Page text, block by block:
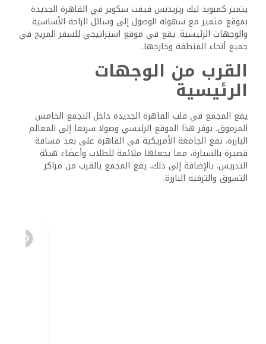
يتميز كمبوند ليك ريزيدنس فيفث سكوير في القاهرة الجديدة
بموقع متميز مع سهولة الوصول إلى وسائل الراحة الأساسية
والوجهات الرئيسية. يقع في موقع استراتيجي للسفر المريح في
جميع أنحاء المنطقة وخارجها.
القرب من الوجهات
الرئيسية
يقع المجمع في قلب القاهرة الجديدة داخل التجمع الخامس
المرموق. يوفر هذا الموقع الرئيسي وصولا سريعا إلى المعالم
البارزة. تقع الجامعة الأمريكية في القاهرة على بعد مسافة
قصيرة بالسيارة، مما يجعلها ملائمة للطلاب وأعضاء هيئة
التدريس. بالإضافة إلى ذلك، يقع المجمع بالقرب من مراكز
التسوق والترفيه البارزة.
يضمن موقعه على طول شارع 90 الشمالي وجود السكان بالقرب